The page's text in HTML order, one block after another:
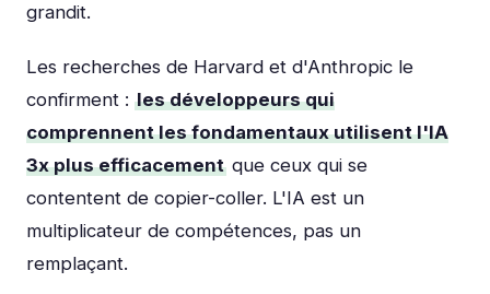
grandit.
Les recherches de Harvard et d'Anthropic le
confirment : les développeurs qui
comprennent les fondamentaux utilisent l'IA
3x plus efficacement que ceux qui se
contentent de copier-coller. L'IA est un
multiplicateur de compétences, pas un
remplaçant.